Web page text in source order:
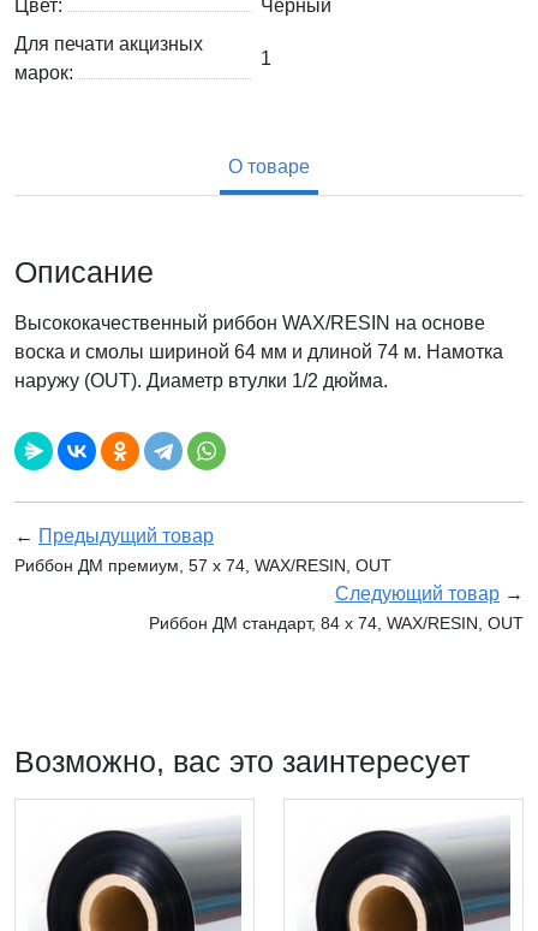
Цвет:
Чёрный
Для печати акцизных
марок:
1
О товаре
Описание
Высококачественный риббон WAX/RESIN на основе
воска и смолы шириной 64 мм и длиной 74 м. Намотка
наружу (OUT). Диаметр втулки 1/2 дюйма.
← Предыдущий товар
Риббон ДМ премиум, 57 х 74, WAX/RESIN, OUT
Следующий товар →
Риббон ДМ стандарт, 84 х 74, WAX/RESIN, OUT
Возможно, вас это заинтересует